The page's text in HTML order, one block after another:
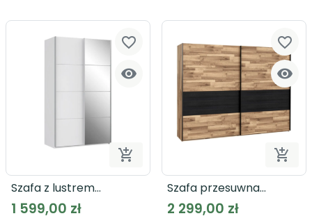


Dodaj do koszyka
favorite_border
Szafa z lustrem
SAPPORO SPRS42412
1 599,00 zł


favorite_border
Szafa przesuwna
JAKOBINA RCQS12411
2 299,00 zł